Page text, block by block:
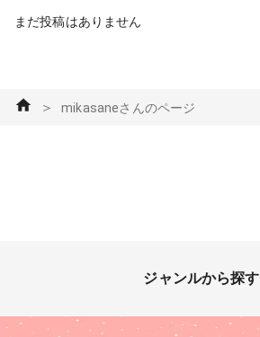
まだ投稿はありません
＞ mikasaneさんのページ
ジャンルから探す